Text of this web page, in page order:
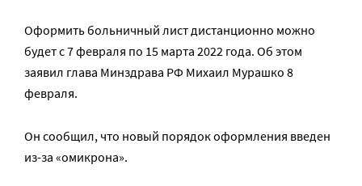
Оформить больничный лист дистанционно можно
будет с 7 февраля по 15 марта 2022 года. Об этом
заявил глава Минздрава РФ Михаил Мурашко 8
февраля.
Он сообщил, что новый порядок оформления введен
из-за «омикрона».